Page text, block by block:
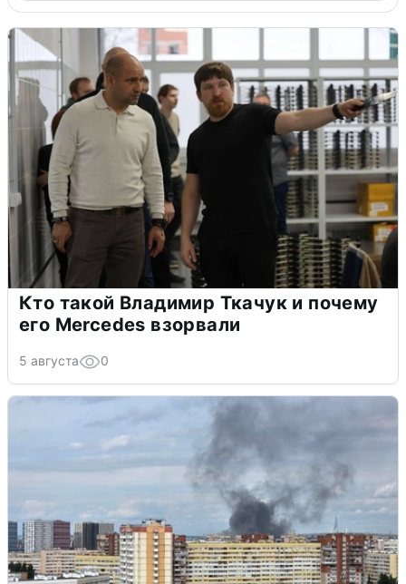
Кто такой Владимир Ткачук и почему
его Mercedes взорвали
5 августа 0